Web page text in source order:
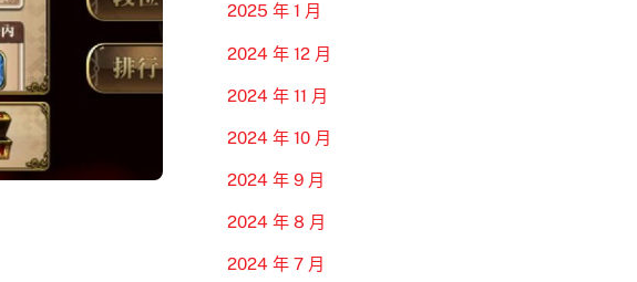
2025 年 1 月
2024 年 12 月
2024 年 11 月
2024 年 10 月
2024 年 9 月
2024 年 8 月
2024 年 7 月